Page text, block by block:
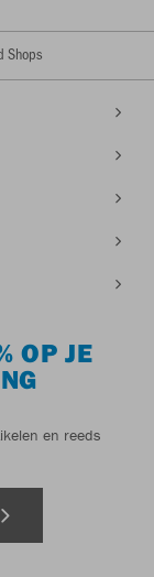
Shops
OP JE
en reeds